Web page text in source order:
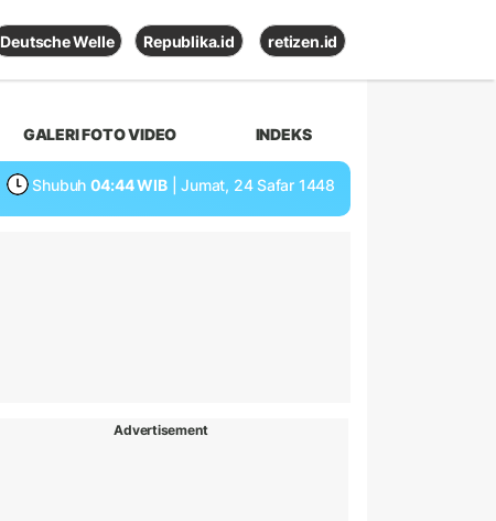
Deutsche Welle Republika.id retizen.id
GALERI FOTO VIDEO INDEKS
Shubuh 04:44 WIB | Jumat, 24 Safar 1448
Advertisement